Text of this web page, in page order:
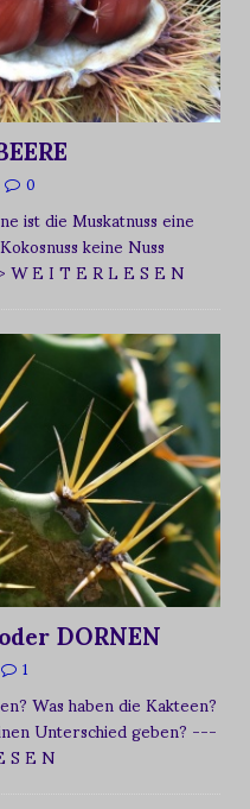
0
ist die Muskatnuss eine
keine Nuss
E I T E R L E S E N
DORNEN
1
Was haben die Kakteen?
Unterschied geben?---
E N